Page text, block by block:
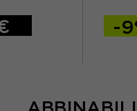
-
ABBINABILI